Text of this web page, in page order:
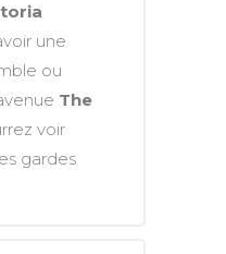
une
ou
The
voir
gardes